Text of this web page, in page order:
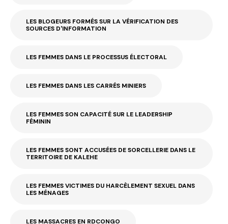
LES BLOGEURS FORMÉS SUR LA VÉRIFICATION DES
SOURCES D'INFORMATION
LES FEMMES DANS LE PROCESSUS ÉLECTORAL
LES FEMMES DANS LES CARRÉS MINIERS
LES FEMMES SON CAPACITÉ SUR LE LEADERSHIP
FÉMININ
LES FEMMES SONT ACCUSÉES DE SORCELLERIE DANS LE
TERRITOIRE DE KALEHE
LES FEMMES VICTIMES DU HARCÈLEMENT SEXUEL DANS
LES MÉNAGES
LES MASSACRES EN RDCONGO